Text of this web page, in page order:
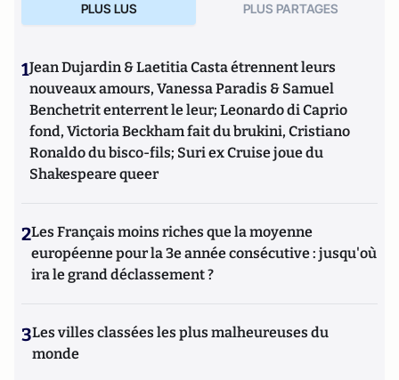
PLUS LUS PLUS PARTAGES
1Jean Dujardin & Laetitia Casta étrennent leurs
nouveaux amours, Vanessa Paradis & Samuel
Benchetrit enterrent le leur; Leonardo di Caprio
fond, Victoria Beckham fait du brukini, Cristiano
Ronaldo du bisco-fils; Suri ex Cruise joue du
Shakespeare queer
2Les Français moins riches que la moyenne
européenne pour la 3e année consécutive : jusqu'où
ira le grand déclassement ?
3Les villes classées les plus malheureuses du
monde